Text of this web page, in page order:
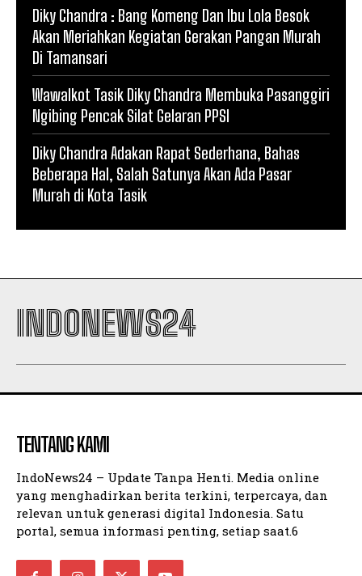
Diky Chandra : Bang Komeng Dan Ibu Lola Besok
Akan Meriahkan Kegiatan Gerakan Pangan Murah
Di Tamansari
Wawalkot Tasik Diky Chandra Membuka Pasanggiri
Ngibing Pencak Silat Gelaran PPSI
Diky Chandra Adakan Rapat Sederhana, Bahas
Beberapa Hal, Salah Satunya Akan Ada Pasar
Murah di Kota Tasik
INDONEWS24
TENTANG KAMI
IndoNews24 – Update Tanpa Henti. Media online
yang menghadirkan berita terkini, terpercaya, dan
relevan untuk generasi digital Indonesia. Satu
portal, semua informasi penting, setiap saat.6